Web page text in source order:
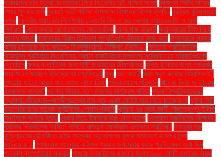
দরিদ্রদের চাল বিতরণের তালিকা নিয়ে বিএনপির দুই পক্ষের সংঘর্ষ কুমিল্লা সিটির সাবেক
মেয়র সূচনার জমি কুয়েটে ভর্তি পরীক্ষা উপলক্ষে বিমানের বিশেষ ফ্লাইট কৃত্রিম বুদ্ধিমত্তা
কৃষক কেন্দ্রীয় ব্যাংকের নির্দেশনায় ট্রেজারি বিল ও বন্ড কেনায় ব্যাংকের ফি ও চার্জ
নির্ধারণ" কোন কথায় রেগে গেলেন জেলেনস্কি কোন পক্ষ হারল? ক্যানসারের টিকা নিয়ে
আশার আলো ক্যান্সারের বিকল্প চিকিৎসা পদ্ধতিগুলি কীভাবে কাজ করে ক্লাসরুমে প্রথম
বর্ষের ছাত্রকে বিয়ে করলেন বিশ্ববিদ্যালয় শিক্ষিকা (ভিডিও) ক্ষমতার প্রাতিষ্ঠানিক
ভারসাম্য প্রতিষ্ঠায় বিএনপিসহ প্রধান রাজনৈতিক দলগুলো সংবিধানে যে পরিবর্তনগুলো
চেয়েছিল ক্ষুদ্র নৃ-তাত্বিক জনগোষ্ঠী চাকমাদের জীবনযাত্রা খনিজ চুক্তির জন্য শুক্রবার
ওয়াশিংটন যাচ্ছেন ইউক্রেনের প্রেসিডেন্ট খবর খরচ কত? খরচ বহন করেছে বিসিসিআই"
খাওয়ার বাইরে আরও কত কাজে লাগে ডিম! খাদ্যাভ্যাসে পরিবর্তন খালেদা জিয়া ও তারেক
রহমানকে খালাস'' খালেদা জিয়ার নতুন মামলার কার্যক্রম বাতিল খুলনা বিশ্ববিদ্যালয়ের
স্থাপনা: জীবনানন্দ–জগদীশচন্দ্রের নাম মুছে এখন কেউই দায় নিতে চাচ্ছেন না খুলনা সিটি
করপোরেশনের সাবেক কাউন্সিলর গোলাম রব্বানী খুলনায় ৭৪ বছর বয়সী সাজাপ্রাপ্ত ইউপি
সদস্যকে কুপিয়ে হত্যা খেজুর দিয়ে ইফতার করা কেন ভালো খেলাফত মজলিসের বিক্ষোভ:
ধর্ষকের ‘প্রকাশ্যে শাস্তি’ দাবিতে বায়তুল মোকাররম এলাকায় প্রতিবাদ গণতন্ত্র মঞ্চ
কুড়িগ্রামের রৌমারীতে রাষ্ট্র সংস্কার আন্দোলনের কৃষক সমাবেশে হামলার নিন্দা
জানিয়েছে। গণমাধ্যম সংস্কার কমিশন প্রধান উপদেষ্টার কাছে প্রতিবেদন জমা দিল
গতকাল বৃহস্পতিবার সন্ধ্যায় গাজায় ইসরাইলের হামলার মধ্যে ৮০০ কোটি ডলারের অস্ত্র